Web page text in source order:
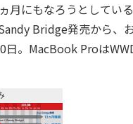
月にもなろうとしてい
Bridge発売から、
。MacBook Proは